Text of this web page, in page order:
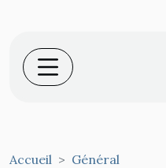
Accueil
Général